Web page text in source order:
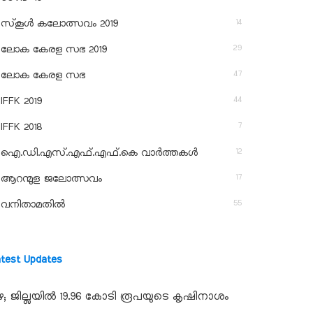
സ്‌കൂള്‍ കലോത്സവം 2019 14
ലോക കേരള സഭ 2019 29
ലോക കേരള സഭ 47
IFFK 2019 44
IFFK 2018 7
ഐ.ഡി.എസ്.എഫ്.എഫ്.കെ വാർത്തകൾ 12
ആറന്മുള ജലോത്സവം 17
വനിതാമതിൽ 55
Updates
ജില്ലയില്‍ 19.96 കോടി രൂപയുടെ കൃഷിനാശം